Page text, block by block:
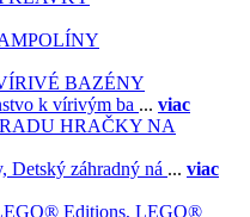
BAZÉNY
k vírivým ba ... viac
HRAČKY NA
Detský záhradný ná ... viac
Editions, LEGO®